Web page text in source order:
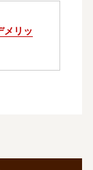
メリッ